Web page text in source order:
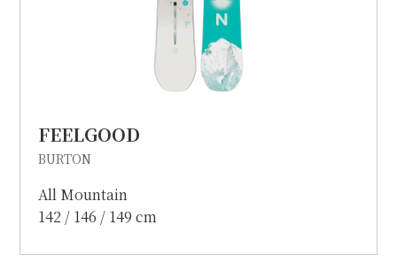
FEELGOOD
BURTON
All Mountain
142 / 146 / 149 cm